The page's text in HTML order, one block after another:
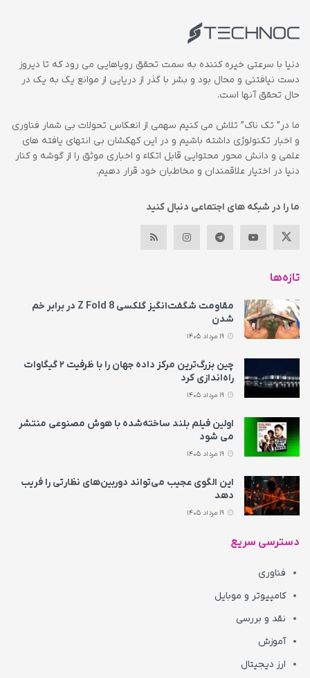
دنیا با سرعتی خیره کننده به سمت تحقق رویاهایی می رود که تا دیروز
دست نیافتنی و محال بود و بشر با گذر از دریایی از موانع یک به یک در
حال تحقق آنها است.
ما در” تک ناک” تلاش می کنیم سهمی از انعکاس تحولات بی شمار فناوری
و اخبار تکنولوژی داشته باشیم و در این کهکشان بی انتهای یافته های
علمی و دانش محور محتوایی قابل اتکاء و اخباری موثق را از گوشه و کنار
دنیا در اختیار علاقمندان و مخاطبان خود قرار دهیم.
ما را در شبکه های اجتماعی دنبال کنید
تازه‌ها
مقاومت شگفت‌انگیز گلکسی Z Fold 8 در برابر خم
شدن
چین بزرگ‌ترین مرکز داده جهان را با ظرفیت ۲ گیگاوات
راه‌اندازی کرد
اولین فیلم بلند ساخته‌شده با هوش مصنوعی منتشر
می‌ شود
این الگوی عجیب می‌تواند دوربین‌های نظارتی را فریب
دهد
دسترسی سریع
فناوری
کامپیوتر و موبایل
نقد و بررسی
آموزش
ارز دیجیتال